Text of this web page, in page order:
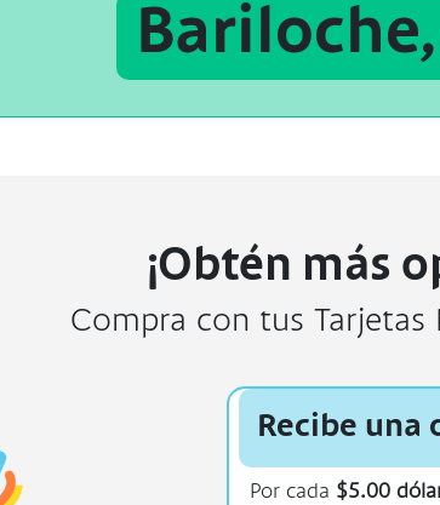
¡Obtén más
Compra con tus Tarjetas
Recibe una
Por cada $5.00